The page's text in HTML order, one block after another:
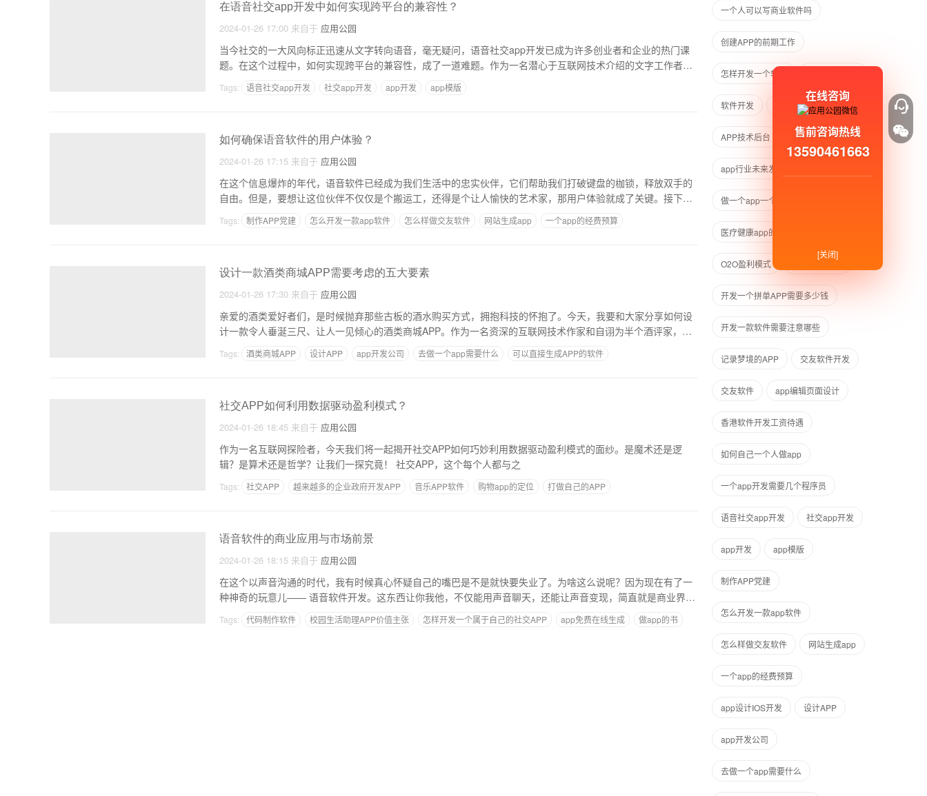
在语音社交app开发中如何实现跨平台的兼容性？
2024-01-26 17:00 来自于 应用公园
当今社交的一大风向标正迅速从文字转向语音，毫无疑问，语音社交app开发已成为许多创业者和企业的热门课
题。在这个过程中，如何实现跨平台的兼容性，成了一道难题。作为一名潜心于互联网技术介绍的文字工作者，
Tags: 语音社交app开发 社交app开发 app开发 app模版
如何确保语音软件的用户体验？
2024-01-26 17:15 来自于 应用公园
在这个信息爆炸的年代，语音软件已经成为我们生活中的忠实伙伴，它们帮助我们打破键盘的枷锁，释放双手的
自由。但是，要想让这位伙伴不仅仅是个搬运工，还得是个让人愉快的艺术家，那用户体验就成了关键。接下
来，让
Tags: 制作APP党建 怎么开发一款app软件 怎么样做交友软件 网站生成app
一个app的经费预算
设计一款酒类商城APP需要考虑的五大要素
2024-01-26 17:30 来自于 应用公园
亲爱的酒类爱好者们，是时候抛弃那些古板的酒水购买方式，拥抱科技的怀抱了。今天，我要和大家分享如何设
计一款令人垂涎三尺、让人一见倾心的酒类商城APP。作为一名资深的互联网技术作家和自诩为半个酒评家，我
Tags: 酒类商城APP 设计APP app开发公司 去做一个app需要什么
可以直接生成APP的软件
社交APP如何利用数据驱动盈利模式？
2024-01-26 18:45 来自于 应用公园
作为一名互联网探险者，今天我们将一起揭开社交APP如何巧妙利用数据驱动盈利模式的面纱。是魔术还是逻
辑？是算术还是哲学？让我们一探究竟！ 社交APP，这个每个人都与之
Tags: 社交APP 越来越多的企业政府开发APP 音乐APP软件 购物app的定位
打做自己的APP
语音软件的商业应用与市场前景
2024-01-26 18:15 来自于 应用公园
在这个以声音沟通的时代，我有时候真心怀疑自己的嘴巴是不是就快要失业了。为啥这么说呢？因为现在有了一
种神奇的玩意儿—— 语音软件开发。这东西让你我他，不仅能用声音聊天，还能让声音变现，简直就是商业界的
Tags: 代码制作软件 校园生活助理APP价值主张 怎样开发一个属于自己的社交APP app免费在线生成
做app的书
一个人可以写商业软件吗
创建APP的前期工作
怎样开发一个软件
软件开发 软件开发语言
APP技术后台
app行业未来发展分析
做一个app一个月能赚钱吗
医疗健康app的作用
O2O盈利模式 APP制作论坛
开发一个拼单APP需要多少钱
开发一款软件需要注意哪些
记录梦境的APP 交友软件开发
交友软件 app编辑页面设计
香港软件开发工资待遇
如何自己一个人做app
一个app开发需要几个程序员
语音社交app开发 社交app开发
app开发 app模版
制作APP党建
怎么开发一款app软件
怎么样做交友软件 网站生成app
一个app的经费预算
app设计IOS开发 设计APP
app开发公司
去做一个app需要什么
在线咨询
售前咨询热线
13590461663
[关闭]